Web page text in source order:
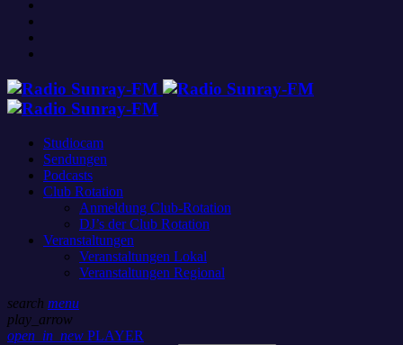
Studiocam
Sendungen
Podcasts
Club Rotation
Anmeldung Club-Rotation
DJ’s der Club Rotation
Veranstaltungen
Veranstaltungen Lokal
Veranstaltungen Regional
search menu
play_arrow
open_in_new PLAYER